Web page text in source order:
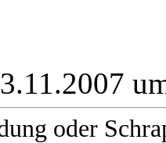
oder